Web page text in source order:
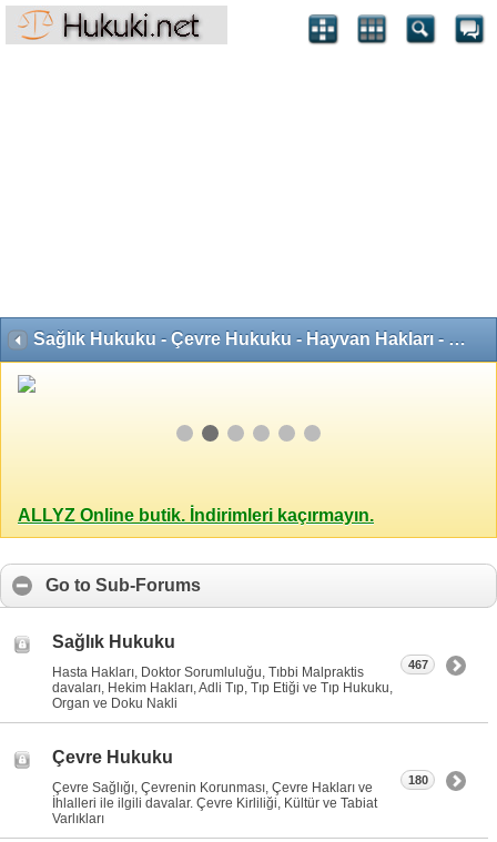
Sağlık Hukuku - Çevre Hukuku - Hayvan Hakları - Gen Hukuku - Diğer Hukuki Sorular
ALLYZ Online butik. İndirimleri kaçırmayın.
Go to Sub-Forums
Sağlık Hukuku
Hasta Hakları, Doktor Sorumluluğu, Tıbbi Malpraktis
davaları, Hekim Hakları, Adli Tıp, Tıp Etiği ve Tıp Hukuku,
Organ ve Doku Nakli
467
Çevre Hukuku
Çevre Sağlığı, Çevrenin Korunması, Çevre Hakları ve
İhlalleri ile ilgili davalar. Çevre Kirliliği, Kültür ve Tabiat
Varlıkları
180